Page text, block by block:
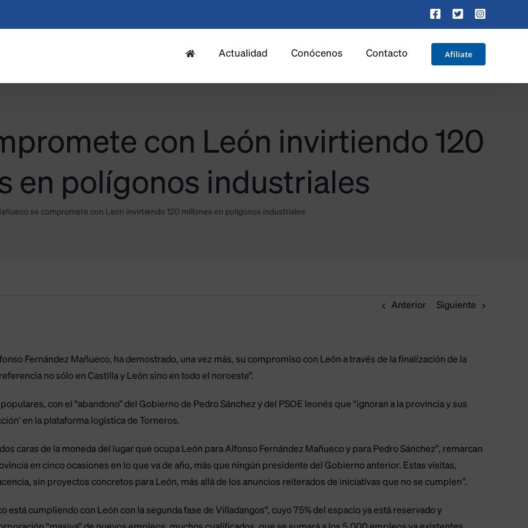
Facebook
X
Actualidad Conócenos Contacto Afíliate
con León invirtiendo 120
en polígonos industriales
se compromete con León invirtiendo 120 millones en polígonos industriales
Anterior Siguiente
Fernández Mañueco, ha demostrado, una vez más, su compromiso con León a través de la finalización de la
no sólo en Castilla y León sino en todo el noroeste”.
con el “abandono” del Gobierno de Pedro Sánchez y del PSOE leonés que “ignoran a la provincia y sus
en la plataforma logística de Torneros.
caras de la moneda del lugar que ocupa León para Alfonso Fernández Mañueco y para Pedro Sánchez”, remarcan
en cinco ocasiones en lo que va de año, más que ningún presidente del Gobierno anterior. Estas visitas,
sin proyectos concretos para León, más allá de los anuncios reiterados de iniciativas que no se cumplen”.
está cumpliendo con León con la segunda fase de Villadangos”, cuyo 75% del espacio ya está reservado y